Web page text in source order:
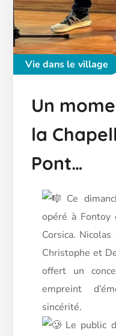
Vie dans le village
Un
la
Pont…
Ce
opéré à Fontoy
Corsica.
Christophe et
offert un
empreint
sincérité.
Le public